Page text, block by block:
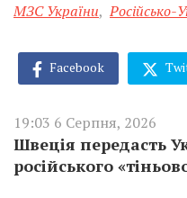
МЗС України, Російсько-
Facebook
19:03 6 Серпня, 2026
Швеція передасть
російського